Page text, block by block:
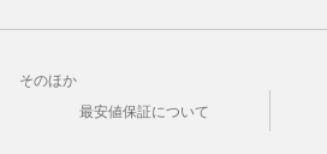
そのほか
最安値保証について